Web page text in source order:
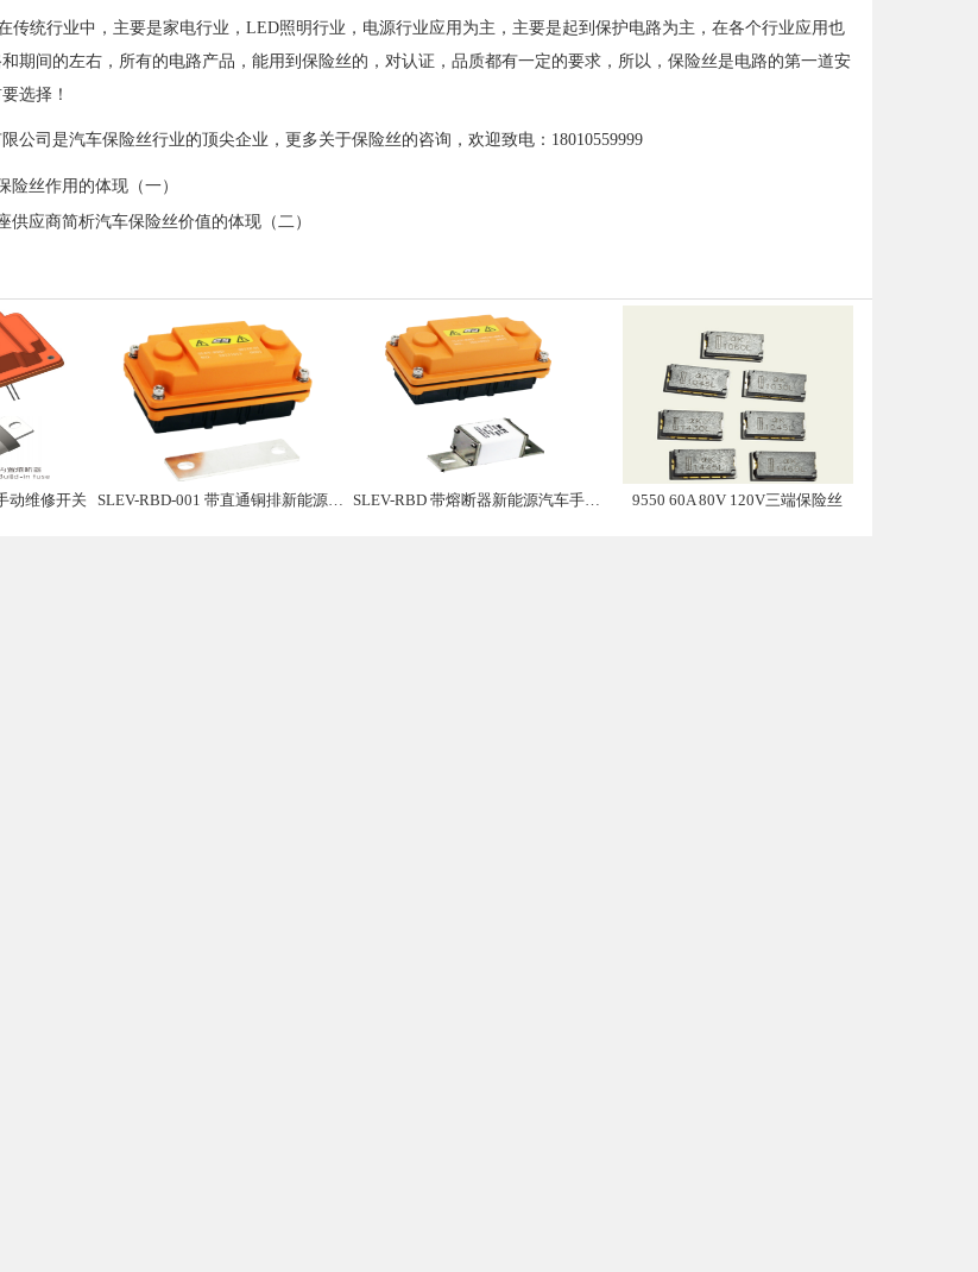
传统行业中，主要是家电行业，LED照明行业，电源行业应用为主，主要是起到保护电路为主，在各个行业应用也
期间的左右，所有的电路产品，能用到保险丝的，对认证，品质都有一定的要求，所以，保险丝是电路的第一道安
选择！
公司是汽车保险丝行业的顶尖企业，更多关于保险丝的咨询，欢迎致电：18010559999
险丝作用的体现（一）
供应商简析汽车保险丝价值的体现（二）
动维修开关 SLEV-RBD-001 带直通铜排新能源汽车手动维修盒子 SLEV-RBD 带熔断器新能源汽车手动维修盒子 9550 60A 80V 120V三端保险丝